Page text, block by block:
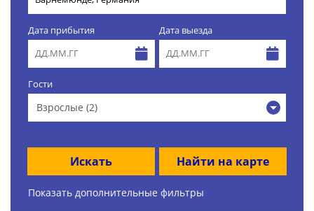
Дата прибытия Дата выезда
Гости
Взрослые (2)
Искать Найти на карте
Показать дополнительные фильтры